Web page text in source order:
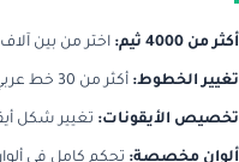
أكثر من 4000 ثيم: اختر من بين
تغيير الخطوط: أكثر من 30 خط عربي وإنجليزي مدمج.
تخصيص الأيقونات: تغيير شكل
ألوان مخصصة: تحكم كامل في